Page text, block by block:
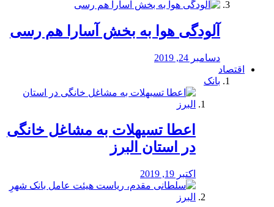
آلودگی هوا به بخش آسارا هم رسی
دسامبر 24, 2019
اقتصاد
بانک
️اعطا تسیهلات به مشاغل خانگی
در استان البرز
اکتبر 19, 2019